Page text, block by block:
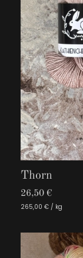
Thorn
26,50 €
265,00 € / kg